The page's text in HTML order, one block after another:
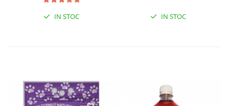
IN STOC IN STOC